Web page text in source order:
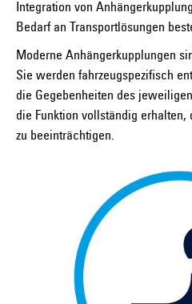
Integration von
Bedarf an Transportlösungen
Moderne Anhängerkupplungen
Sie werden fahrzeugspezifisch
die Gegebenheiten des
die Funktion vollständig erhalten,
zu beeinträchtigen.